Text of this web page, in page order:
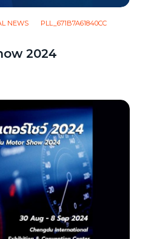
NEWS
PLL_671B7A61840CC
2024